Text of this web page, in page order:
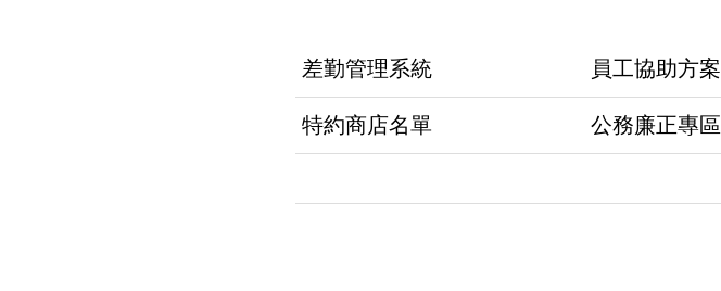
差勤管理系統 員工協助方案
特約商店名單 公務廉正專區